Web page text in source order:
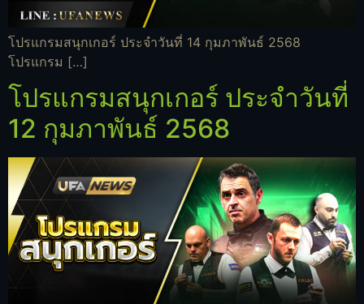
โปรแกรมสนุกเกอร์ ประจำวันที่ 14 กุมภาพันธ์ 2568
โปรแกรม […]
โปรแกรมสนุกเกอร์ ประจำวันที่
12 กุมภาพันธ์ 2568